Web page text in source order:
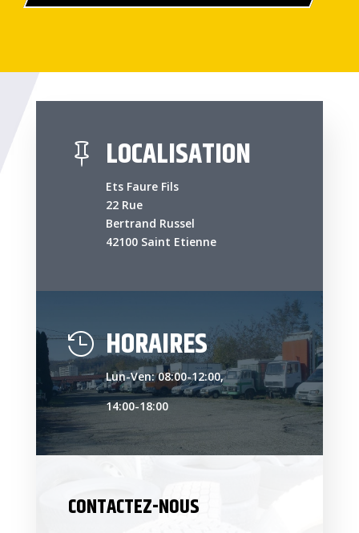
 LOCALISATION
Ets Faure Fils
22 Rue
Bertrand Russel
42100 Saint Etienne
 HORAIRES
Lun-Ven: 08:00-12:00,
14:00-18:00
CONTACTEZ-NOUS